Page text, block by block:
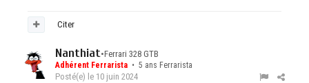
Citer
Nanthiat•Ferrari 328 GTB
Adhérent Ferrarista • 5 ans Ferrarista
Posté(e) le 10 juin 2024